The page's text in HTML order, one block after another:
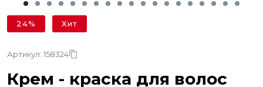
24% Хит
Артикул: 158324
Крем - краска для волос